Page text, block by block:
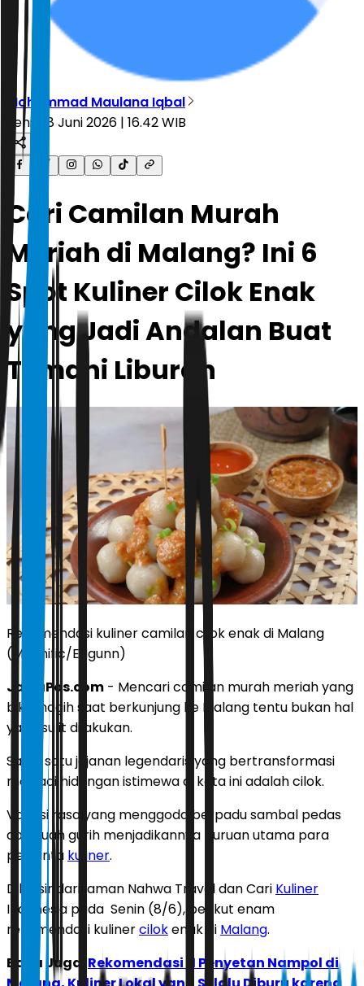
Mohammad Maulana Iqbal
Senin, 8 Juni 2026 | 16.42 WIB
Cari Camilan Murah
Meriah di Malang? Ini 6
Spot Kuliner Cilok Enak
yang Jadi Andalan Buat
Temani Liburan
Rekomendasi kuliner camilan cilok enak di Malang
(Magnific/Edgunn)
JawaPos.com - Mencari camilan murah meriah yang
bikin nagih saat berkunjung ke Malang tentu bukan hal
yang sulit dilakukan.
Salah satu jajanan legendaris yang bertransformasi
menjadi hidangan istimewa di kota ini adalah cilok.
Variasi rasa yang menggoda berpadu sambal pedas
dan kuah gurih menjadikannya buruan utama para
pencinta kuliner.
Dilansir dari laman Nahwa Traveldan Cari Kuliner
Indonesia pada Senin (8/6), berikut enam
rekomendasi kulinercilokenak di Malang.
Baca Juga: Rekomendasi 11 Penyetan Nampol di